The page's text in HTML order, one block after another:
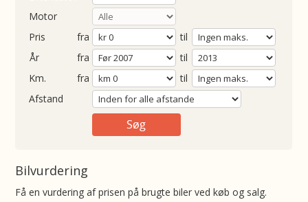
Motor
Pris
fra
til
fra
til
fra
til
Afstand
Bilvurdering
Få en vurdering af prisen på brugte biler ved køb og salg.